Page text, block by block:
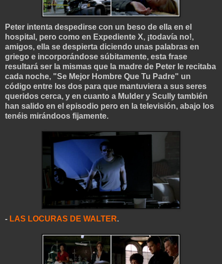
Peter intenta despedirse con un beso de ella en el
hospital, pero como en Expediente X, ¡todavía no!,
amigos, ella se despierta diciendo unas palabras en
griego e incorporándose súbitamente, esta frase
resultará ser la mismas que la madre de Peter le recitaba
cada noche, "Se Mejor Hombre Que Tu Padre" un
código entre los dos para que mantuviera a sus seres
queridos cerca, y en cuanto a Mulder y Scully también
han salido en el episodio pero en la televisión, abajo los
tenéis mirándoos fijamente.
- LAS LOCURAS DE WALTER.